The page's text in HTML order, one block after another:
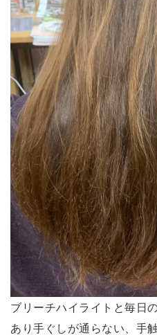
ブリーチハイライトと毎日
あり手ぐしが通らない、手